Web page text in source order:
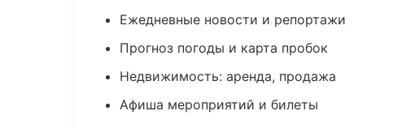
Ежедневные новости и репортажи
Прогноз погоды и карта пробок
Недвижимость: аренда, продажа
Афиша мероприятий и билеты